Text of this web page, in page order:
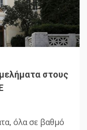
στους
όλα σε βαθμό